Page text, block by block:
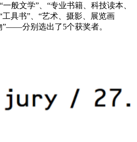
般文学”、“专业书籍、科技读本、
具书”、“艺术、摄影、展览画
”——分别选出了5个获奖者。